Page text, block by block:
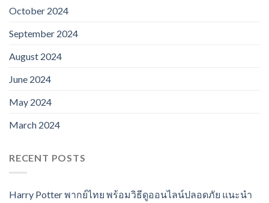
October 2024
September 2024
August 2024
June 2024
May 2024
March 2024
RECENT POSTS
Harry Potter พากย์ไทย พร้อมวิธีดูออนไลน์ปลอดภัย แนะนำ